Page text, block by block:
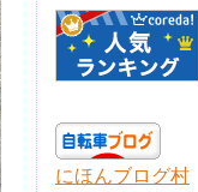
にほんブログ村